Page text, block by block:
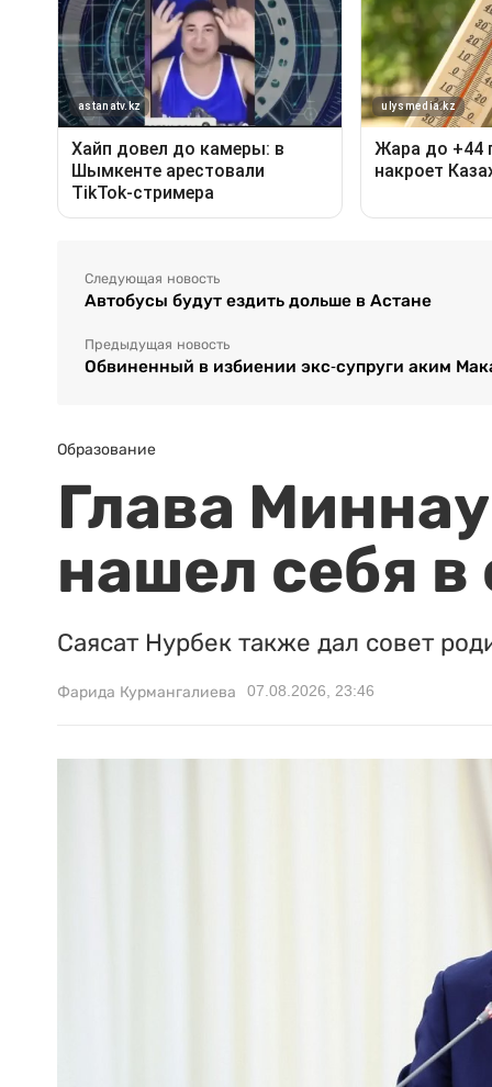
Следующая новость
Автобусы будут ездить дольше в Астане
Предыдущая новость
Обвиненный в избиении экс-супруги аким
Образование
Глава
нашел себя в
Саясат Нурбек также дал совет
Фарида Курмангалиева 07.08.2026, 23:46